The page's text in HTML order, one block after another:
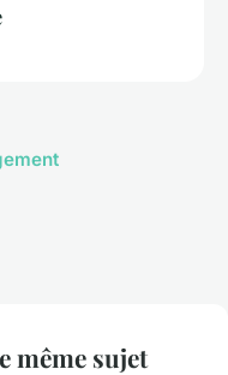
même sujet